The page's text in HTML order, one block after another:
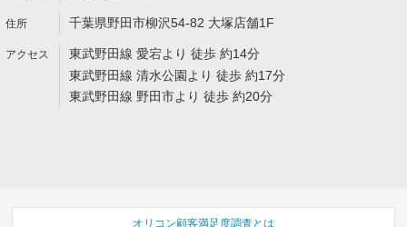
千葉県野田市柳沢54-82 大塚店舗1F
東武野田線 愛宕より 徒歩 約14分
東武野田線 清水公園より 徒歩 約17分
東武野田線 野田市より 徒歩 約20分
オリコン顧客満足度調査とは